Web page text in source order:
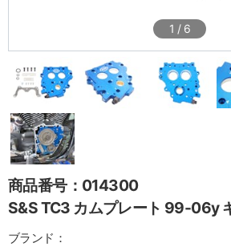
1 / 6
商品番号：014300
S&S TC3 カムプレート 99-06y
ブランド：